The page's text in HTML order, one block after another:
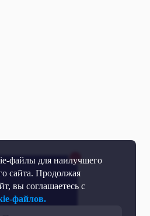
файлы для наилучшего
сайта. Продолжая
вы соглашаетесь с
файлов.